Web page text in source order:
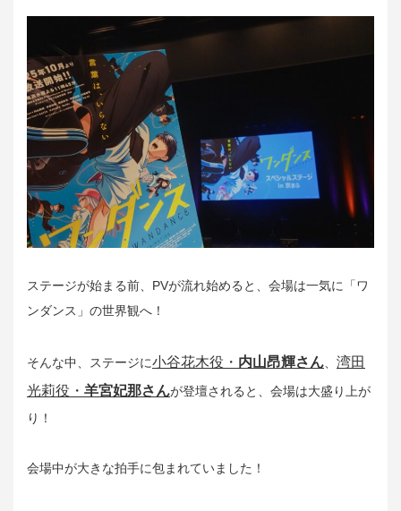
ステージが始まる前、PVが流れ始めると、会場は一気に「ワ
ンダンス」の世界観へ！
そんな中、ステージに小谷花木役・ 内山昂輝さん
湾田
光莉役・ 羊宮妃那さんが登壇されると、会場は大盛り上が
り！
会場中が大きな拍手に包まれていました！